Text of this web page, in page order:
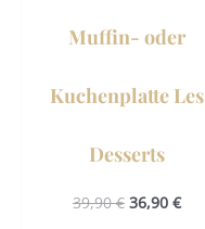
Muffin- oder
Kuchenplatte Les
Desserts
39,90€ 36,90 €